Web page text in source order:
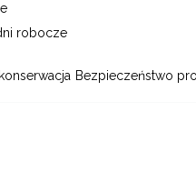
Bezpieczeństwo
robocze